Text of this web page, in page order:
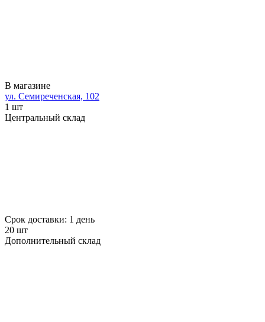
В магазине
ул. Семиреченская, 102
1 шт
Центральный склад
Срок доставки: 1 день
20 шт
Дополнительный склад